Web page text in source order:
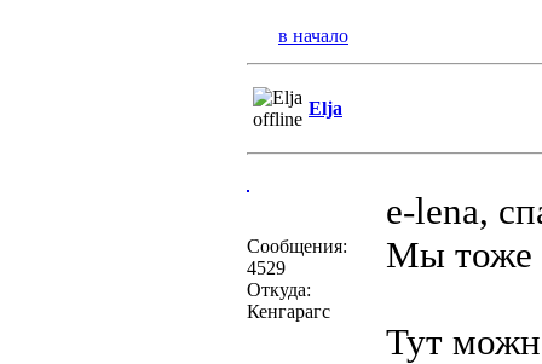
в начало
Elja
Сообщения:
4529
Откуда:
Кенгарагс
e-lena,
Мы тоже
Тут